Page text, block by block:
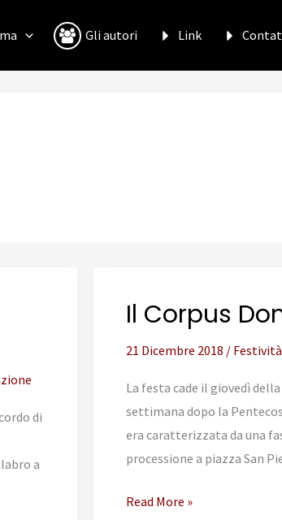
Gli autori Link
di
a
Il Corpus
21 Dicembre 2018 / Festività
La festa cade il giovedì
settimana dopo la
era caratterizzata da una
processione a piazza San
Il
Read More »